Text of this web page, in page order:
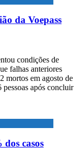
da Voepass
condições de
falhas anteriores
mortos em agosto de
após concluir
casos